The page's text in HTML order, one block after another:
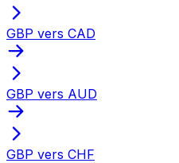
GBP vers CAD
GBP vers AUD
GBP vers CHF